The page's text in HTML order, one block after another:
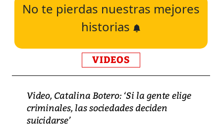
No te pierdas nuestras mejores
historias
VIDEOS
Video, Catalina Botero: ‘Si la gente elige
criminales, las sociedades deciden
suicidarse’